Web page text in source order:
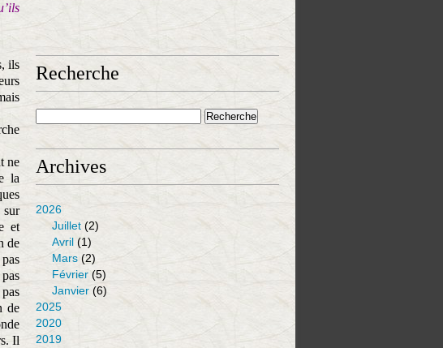
ils
ne
la
sur
et
de
de
Il
Recherche
Archives
2026
Juillet (2)
Avril (1)
Mars (2)
Février (5)
Janvier (6)
2025
2020
2019